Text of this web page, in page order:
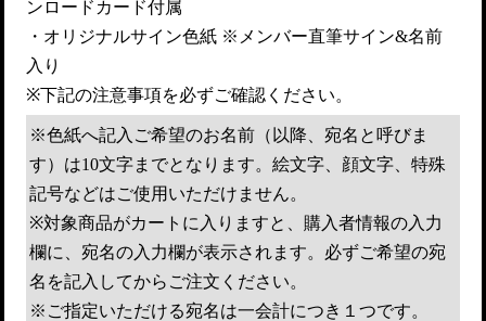
ンロードカード付属
・オリジナルサイン色紙 ※メンバー直筆サイン&名前
入り
※下記の注意事項を必ずご確認ください。
※色紙へ記入ご希望のお名前（以降、宛名と呼びま
す）は10文字までとなります。絵文字、顔文字、特殊
記号などはご使用いただけません。
※対象商品がカートに入りますと、購入者情報の入力
欄に、宛名の入力欄が表示されます。必ずご希望の宛
名を記入してからご注文ください。
※ご指定いただける宛名は一会計につき１つです。